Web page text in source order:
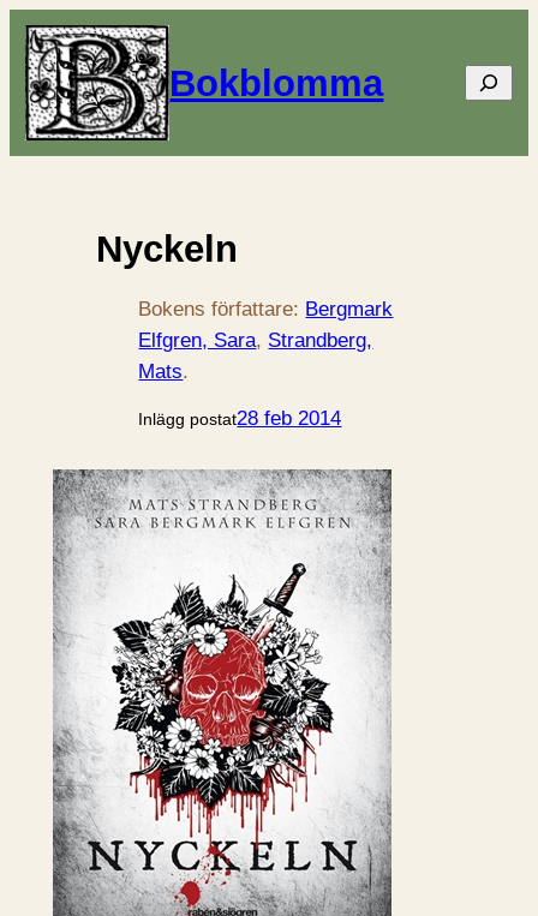
Bokblomma Sök
Nyckeln
Bokens författare: Bergmark
Elfgren, Sara, Strandberg,
Mats.
Inlägg postat28 feb 2014